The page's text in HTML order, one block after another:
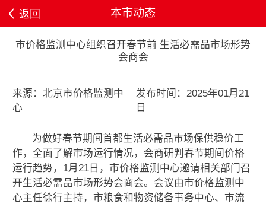
返回 本市动态
市价格监测中心组织召开春节前 生活必需品市场形势
会商会
来源：北京市价格监测中
心
发布时间：2025年01月21
日
为做好春节期间首都生活必需品市场保供稳价工
作，全面了解市场运行情况，会商研判春节期间价格
运行趋势，1月21日，市价格监测中心邀请相关部门召
开生活必需品市场形势会商会。会议由市价格监测中
心主任徐行主持，市粮食和物资储备事务中心、市流